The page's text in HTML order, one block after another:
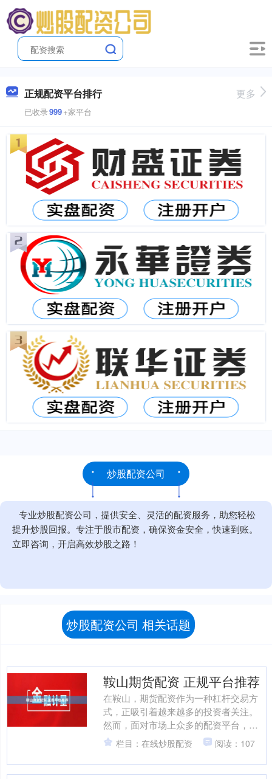
正规配资平台排行
已收录999+家平台
更多
炒股配资公司
专业炒股配资公司，提供安全、灵活的配资服务，助您轻松
提升炒股回报。专注于股市配资，确保资金安全，快速到账。
立即咨询，开启高效炒股之路！
炒股配资公司 相关话题
鞍山期货配资 正规平台推荐
在鞍山，期货配资作为一种杠杆交易方
式，正吸引着越来越多的投资者关注。
然而，面对市场上众多的配资平台，如
何选择正规、安全的平台成为投资者最
关心的问题。本文将为您推....
栏目：在线炒股配资 阅读：107